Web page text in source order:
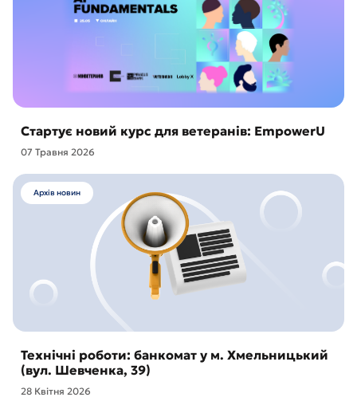
Стартує новий курс для ветеранів: EmpowerU
07 Травня 2026
Архів новин
Технічні роботи: банкомат у м. Хмельницький
(вул. Шевченка, 39)
28 Квітня 2026